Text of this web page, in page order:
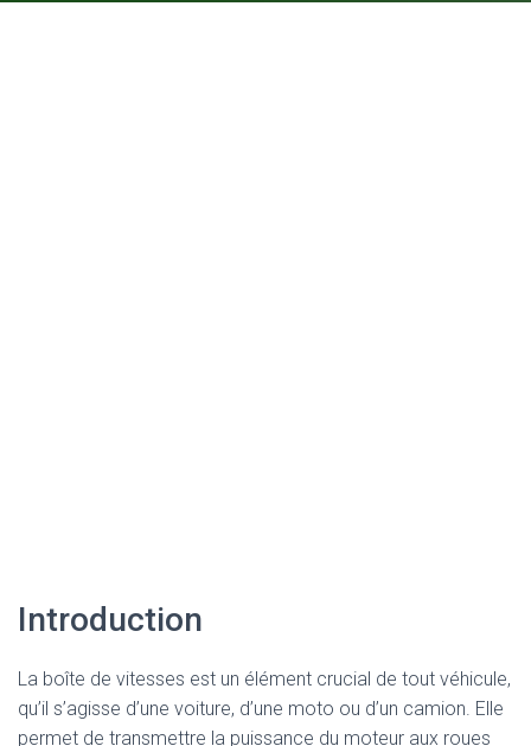
Introduction
La boîte de vitesses est un élément crucial de tout véhicule,
qu’il s’agisse d’une voiture, d’une moto ou d’un camion. Elle
permet de transmettre la puissance du moteur aux roues